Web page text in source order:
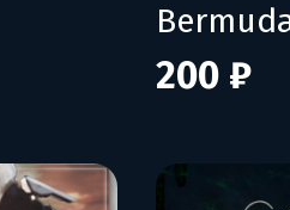
200 ₽